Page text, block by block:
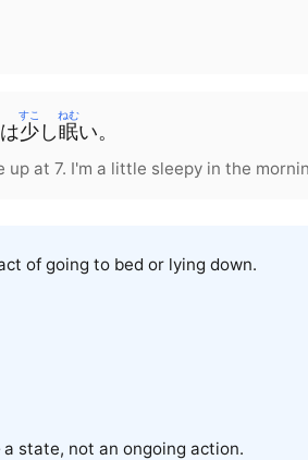
は少
すこ
し眠
ねむ
い。
up at 7. I'm a little sleepy in the
of going to bed or lying down.
state, not an ongoing action.